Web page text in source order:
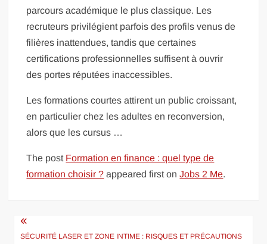
parcours académique le plus classique. Les
recruteurs privilégient parfois des profils venus de
filières inattendues, tandis que certaines
certifications professionnelles suffisent à ouvrir
des portes réputées inaccessibles.
Les formations courtes attirent un public croissant,
en particulier chez les adultes en reconversion,
alors que les cursus …
The post Formation en finance : quel type de
formation choisir ? appeared first onJobs 2 Me.
Navigation
SÉCURITÉ LASER ET ZONE INTIME : RISQUES ET PRÉCAUTIONS